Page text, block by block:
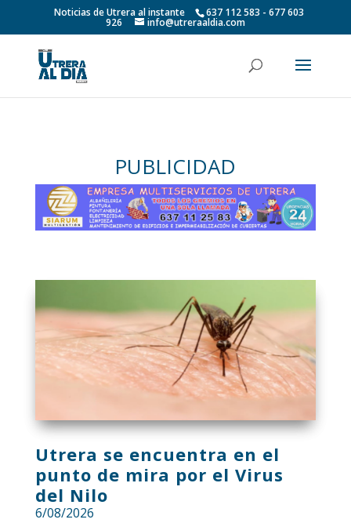
Noticias de Utrera al instante 637 112 583 - 677 603
926 info@utreraaldia.com
PUBLICIDAD
Utrera se encuentra en el
punto de mira por el Virus
del Nilo
6/08/2026